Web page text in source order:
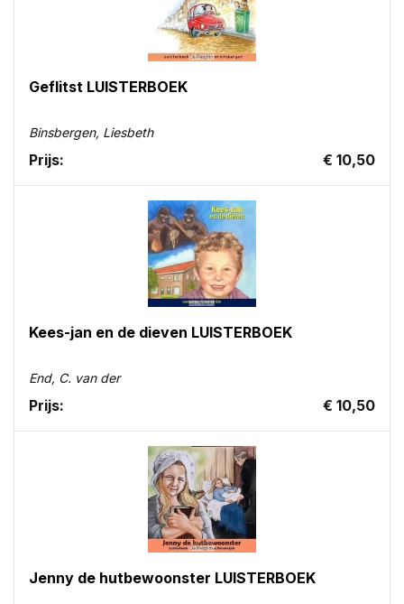
Geflitst LUISTERBOEK
Binsbergen, Liesbeth
Prijs: € 10,50
Kees-jan en de dieven LUISTERBOEK
End, C. van der
Prijs: € 10,50
Jenny de hutbewoonster LUISTERBOEK